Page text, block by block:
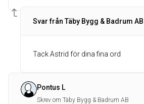
Svar från Täby Bygg & Badrum AB
Tack Astrid för dina fina ord
Pontus L
Skrev om Täby Bygg & Badrum AB